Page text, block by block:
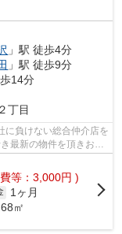
」駅 徒歩4分
」駅 徒歩9分
14分
２丁目
に負けない総合仲介店を
最新の物件を頂きお客
等：3,000円 )
1ヶ月
㎡